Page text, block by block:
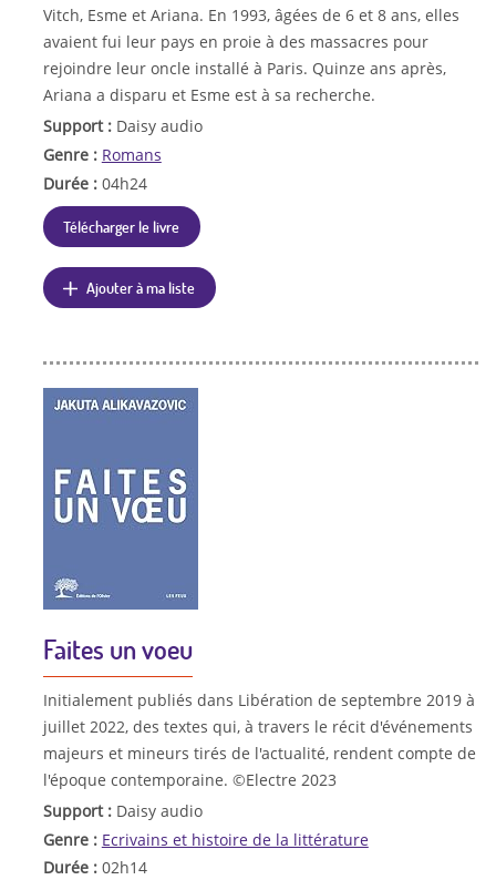
Vitch, Esme et Ariana. En 1993, âgées de 6 et 8 ans, elles
avaient fui leur pays en proie à des massacres pour
rejoindre leur oncle installé à Paris. Quinze ans après,
Ariana a disparu et Esme est à sa recherche.
Support : Daisy audio
Genre : Romans
Durée : 04h24
Télécharger le livre
Ajouter à ma liste
Faites un voeu
Initialement publiés dans Libération de septembre 2019 à
juillet 2022, des textes qui, à travers le récit d'événements
majeurs et mineurs tirés de l'actualité, rendent compte de
l'époque contemporaine. ©Electre 2023
Support : Daisy audio
Genre : Ecrivains et histoire de la littérature
Durée : 02h14